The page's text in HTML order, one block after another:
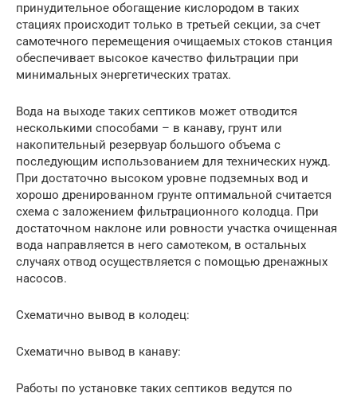
принудительное обогащение кислородом в таких
стациях происходит только в третьей секции, за счет
самотечного перемещения очищаемых стоков станция
обеспечивает высокое качество фильтрации при
минимальных энергетических тратах.
Вода на выходе таких септиков может отводится
несколькими способами – в канаву, грунт или
накопительный резервуар большого объема с
последующим использованием для технических нужд.
При достаточно высоком уровне подземных вод и
хорошо дренированном грунте оптимальной считается
схема с заложением фильтрационного колодца. При
достаточном наклоне или ровности участка очищенная
вода направляется в него самотеком, в остальных
случаях отвод осуществляется с помощью дренажных
насосов.
Схематично вывод в колодец:
Схематично вывод в канаву:
Работы по установке таких септиков ведутся по